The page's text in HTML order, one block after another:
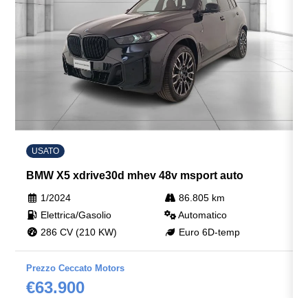
Recupero energia in frenata
Regolatore di velocità - cruise control
Rete divisoria
Sedili abbattibili
Sedili anteriori riscaldabili
Sedili sportivi
Selettore stile di guida
Sensori di collisione attivi
Sensori parcheggio anteriori e posteriori
Servosterzo
Sicurezza
USATO
BMW X5 xdrive30d mhev 48v msport auto
1/2024
86.805 km
Elettrica/Gasolio
Automatico
286 CV (210 KW)
Euro 6D-temp
Prezzo Ceccato Motors
€63.900